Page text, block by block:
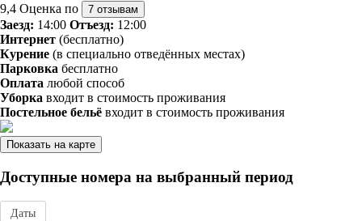
9,4 Оценка по 7 отзывам
Заезд: 14:00 Отъезд: 12:00
Интернет (бесплатно)
Курение (в специально отведённых местах)
Парковка бесплатно
Оплата любой способ
Уборка входит в стоимость проживания
Постельное бельё входит в стоимость проживания
Показать на карте
Доступные номера на выбранный период
Даты